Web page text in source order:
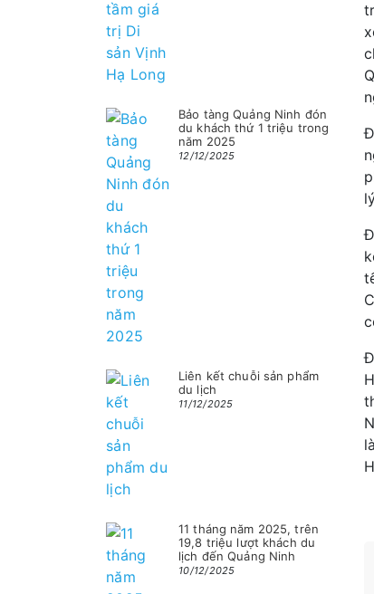
Bảo tàng Quảng Ninh đón
du khách thứ 1 triệu trong
năm 2025
12/12/2025
Liên kết chuỗi sản phẩm
du lịch
11/12/2025
11 tháng năm 2025, trên
19,8 triệu lượt khách du
lịch đến Quảng Ninh
10/12/2025